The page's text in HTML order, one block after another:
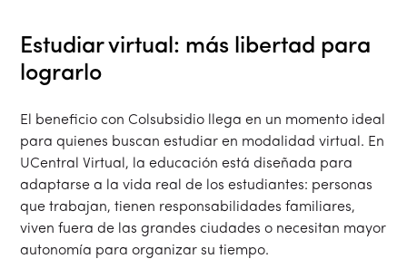
Estudiar virtual: más libertad para
lograrlo
El beneficio con Colsubsidio llega en un momento ideal
para quienes buscan estudiar en modalidad virtual. En
UCentral Virtual, la educación está diseñada para
adaptarse a la vida real de los estudiantes: personas
que trabajan, tienen responsabilidades familiares,
viven fuera de las grandes ciudades o necesitan mayor
autonomía para organizar su tiempo.